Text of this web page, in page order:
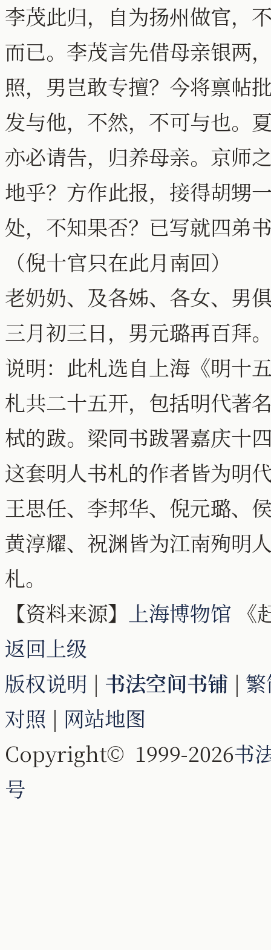
李茂此归，自为扬州做官，
而已。李茂言先借母亲银两
照，男岂敢专擅？今将禀帖
发与他，不然，不可与也。
亦必请告，归养母亲。京师
地乎？方作此报，接得胡甥
处，不知果否？已写就四弟
（倪十官只在此月南回）
老奶奶、及各姊、各女、男
三月初三日，男元璐再百拜
说明：此札选自上海《明十
札共二十五开，包括明代著
栻的跋。梁同书跋署嘉庆十
这套明人书札的作者皆为明
王思任、李邦华、倪元璐、
黄淳耀、祝渊皆为江南殉明
札。
【资料来源】
上海博物馆
返回上级
版权说明 | 书法空间书铺 |
对照 | 网站地图
Copyright© 1999-2026书
号